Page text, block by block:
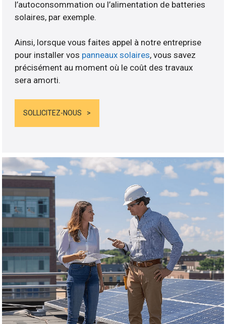
l’autoconsommation ou l’alimentation de batteries
solaires, par exemple.
Ainsi, lorsque vous faites appel à notre entreprise
pour installer vos panneaux solaires, vous savez
précisément au moment où le coût des travaux
sera amorti.
SOLLICITEZ-NOUS